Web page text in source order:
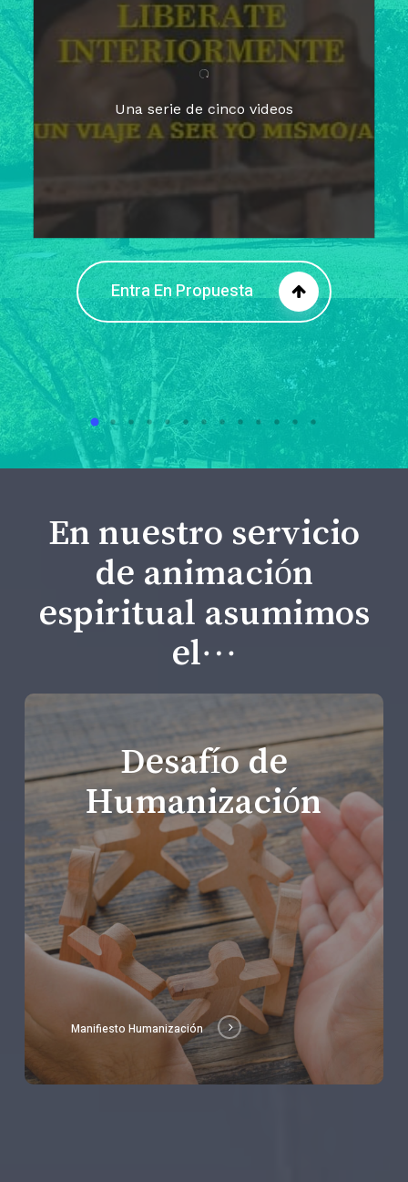
Una serie de cinco videos
Para un tiempo de
Cuaresma
El camino hacia la libertad
Barreras de la libertad interior
Fortaleciendo mi libertad
Entra En Propuesta
En nuestro servicio
de animación
espiritual asumimos
el…
Desafío de
Humanización
Manifiesto Humanización